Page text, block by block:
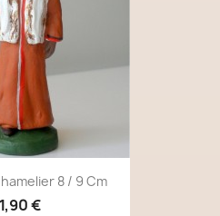
8 / 9 Cm
€